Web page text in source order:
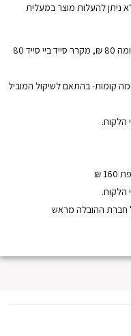
או שלא ניתן להעלות מוצר במעלית
(מוצר לבן: כל קומה 40 ₪, מקרר/ מקפיא: כל קומה 80 ₪, מקרר סייד ביי סייד 80
קומות- בהתאם לשיקול המוביל
הלקוח.
הלקוח.
חברת ההובלה מראש